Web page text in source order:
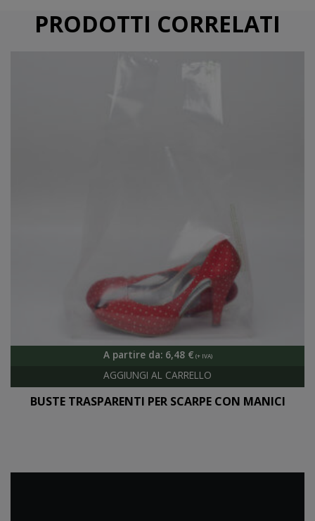
PRODOTTI CORRELATI
A partire da: 6,48 €
BUSTE TRASPARENTI PER SCARPE CON MANICI